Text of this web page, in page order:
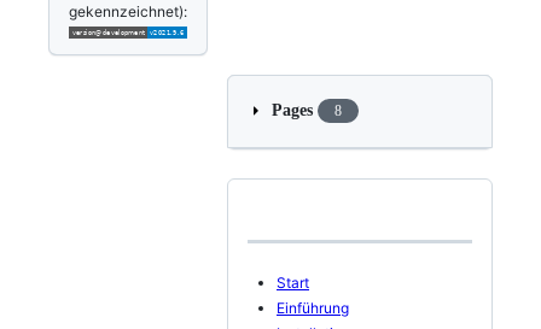
gekennzeichnet):
Pages 8
Start
Einführung